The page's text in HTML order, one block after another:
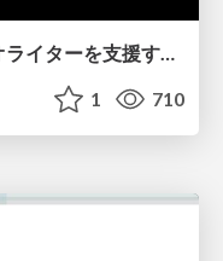
【CEDEC2026】ゲームシナリオライターを支援するAIツール開発の実践 ― 設計とプロンプトの工夫 ―
1 710